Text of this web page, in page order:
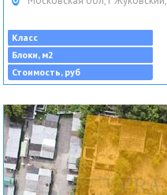
Класс
Блоки, м2
Стоимость, руб